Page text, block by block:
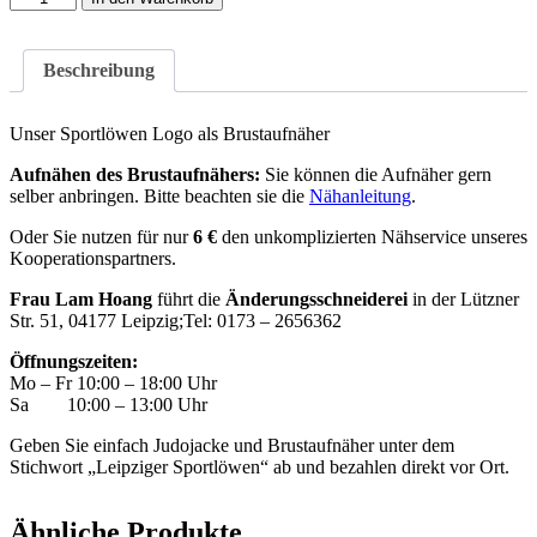
Menge
Beschreibung
Unser Sportlöwen Logo als Brustaufnäher
Aufnähen des Brustaufnähers: Sie können die Aufnäher gern
selber anbringen. Bitte beachten sie die Nähanleitung.
Oder Sie nutzen für nur6 € den unkomplizierten Nähservice unseres
Kooperationspartners.
Frau Lam Hoang führt die Änderungsschneiderei in der Lützner
Str. 51, 04177 Leipzig;Tel: 0173 – 2656362
Öffnungszeiten:
Mo – Fr 10:00 – 18:00 Uhr
Sa 10:00 – 13:00 Uhr
Geben Sie einfach Judojacke und Brustaufnäher unter dem
Stichwort „Leipziger Sportlöwen“ ab und bezahlen direkt vor Ort.